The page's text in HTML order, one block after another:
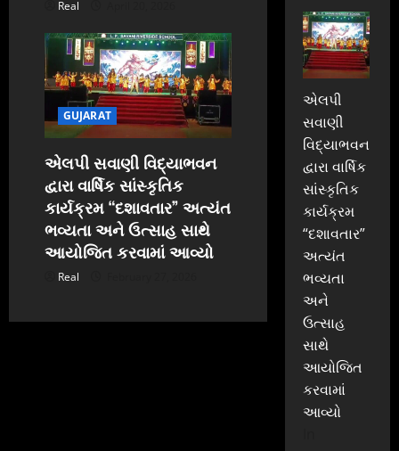
Real
GUJARAT
એલપી સવાણી વિદ્યાભવન
દ્વારા વાર્ષિક સાંસ્કૃતિક
કાર્યક્રમ “દશાવતાર” અત્યંત
ભવ્યતા અને ઉત્સાહ સાથે
આયોજિત કરવામાં આવ્યો
Real
એલપી
સવાણી
વિદ્યાભવન
દ્વારા વાર્ષિક
સાંસ્કૃતિક
કાર્યક્રમ
“દશાવતાર”
અત્યંત
ભવ્યતા
અને
ઉત્સાહ
સાથે
આયોજિત
કરવામાં
આવ્યો